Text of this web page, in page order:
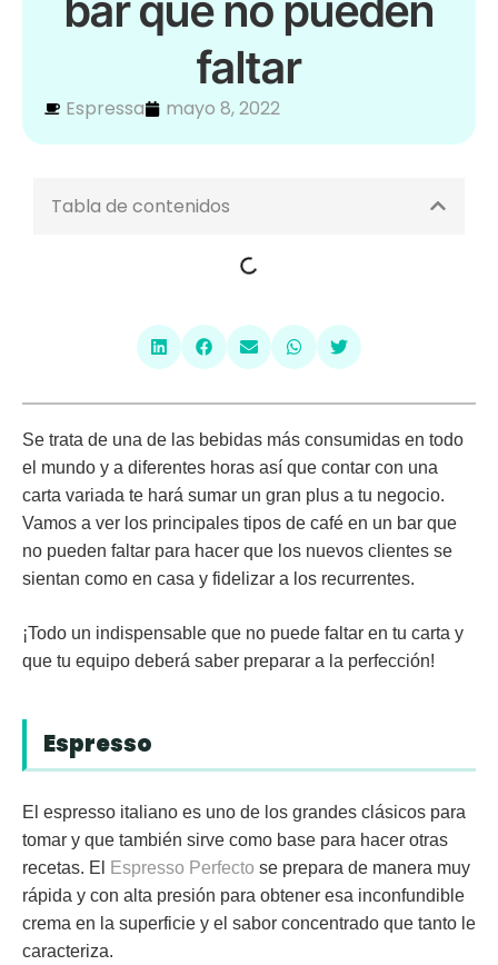
faltar
Espressa mayo 8, 2022
Tabla de contenidos
Se trata de una de las bebidas más consumidas en todo
el mundo y a diferentes horas así que contar con una
carta variada te hará sumar un gran plus a tu negocio.
Vamos a ver los principales tipos de café en un bar que
no pueden faltar para hacer que los nuevos clientes se
sientan como en casa y fidelizar a los recurrentes.
¡Todo un indispensable que no puede faltar en tu carta y
que tu equipo deberá saber preparar a la perfección!
Espresso
El espresso italiano es uno de los grandes clásicos para
tomar y que también sirve como base para hacer otras
recetas. El
Espresso Perfecto se prepara de manera muy
rápida y con alta presión para obtener esa inconfundible
crema en la superficie y el sabor concentrado que tanto le
caracteriza.